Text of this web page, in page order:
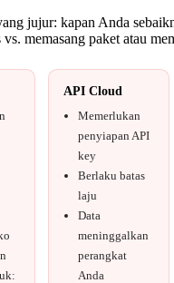
jujur: kapan Anda
memasang paket atau
API Cloud
Memerlukan
penyiapan API
key
Berlaku batas
laju
Data
meninggalkan
perangkat
Anda